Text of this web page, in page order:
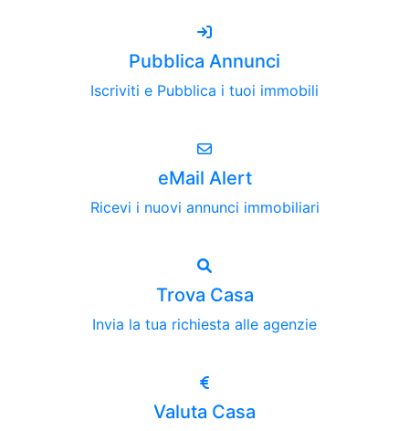
Pubblica Annunci
Iscriviti e Pubblica i tuoi immobili
eMail Alert
Ricevi i nuovi annunci immobiliari
Trova Casa
Invia la tua richiesta alle agenzie
Valuta Casa